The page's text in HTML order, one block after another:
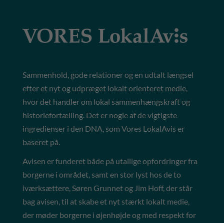
Sammenhold, gode relationer og en udtalt længsel
efter et nyt og udpræget lokalt orienteret medie,
hvor det handler om lokal sammenhængskraft og
historiefortælling. Det er nogle af de vigtigste
ingredienser i den DNA, som Vores LokalAvis er
baseret på.
Avisen er funderet både på utallige opfordringer fra
borgerne i området, samt en stor lyst hos de to
iværksættere, Søren Grunnet og Jim Hoff, der står
bag avisen, til at skabe et nyt stærkt lokalt medie,
der møder borgerne i øjenhøjde og med respekt for